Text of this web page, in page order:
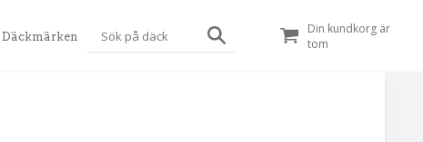
Däckmärken
Din kundkorg är
tom